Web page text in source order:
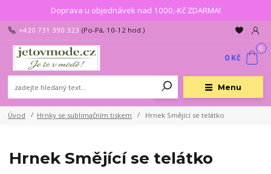
Doprava u objednávek nad 1000,-Kč ZDARMA!
Menu
+420 731 390 323 (Po-Pá, 10-12 hod.)
0
0 Kč
Úvod Hrnky se sublimačním tiskem Hrnek Smějící se telátko
Hrnek Smějící se telátko